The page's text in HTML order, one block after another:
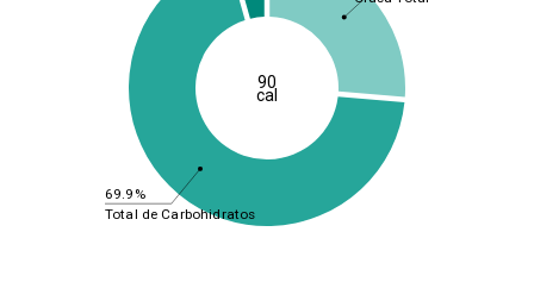
69.9%
Total de Carbohidratos
90
cal